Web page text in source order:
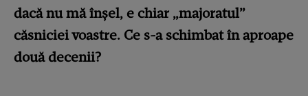
dacă nu mă înșel, e chiar „majoratul”
căsniciei voastre. Ce s-a schimbat în aproape
două decenii?